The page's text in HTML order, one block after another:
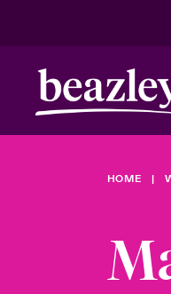
Quienes somos
Novedades y
Área de clientes
HOME